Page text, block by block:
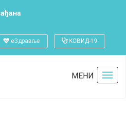
еЗдравље KОВИД-19
МЕНИ